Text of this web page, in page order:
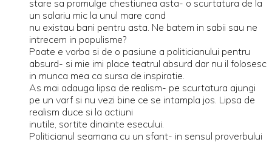
stare sa promulge chestiunea asta- o scurtatura de la
un salariu mic la unul mare cand
nu existau bani pentru asta. Ne batem in sabii sau ne
intrecem in populisme?
Poate e vorba si de o pasiune a politicianului pentru
absurd- si mie imi place teatrul absurd dar nu il folosesc
in munca mea ca sursa de inspiratie.
As mai adauga lipsa de realism- pe scurtatura ajungi
pe un varf si nu vezi bine ce se intampla jos. Lipsa de
realism duce si la actiuni
inutile, sortite dinainte esecului.
Politicianul seamana cu un sfant- in sensul proverbului